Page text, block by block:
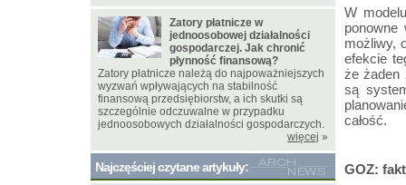
W
możliwy,
efekcie
że żaden
są
całość.
GOZ:
Zatory płatnicze w
jednoosobowej działalności
gospodarczej. Jak chronić
płynność finansową?
Zatory płatnicze należą do najpoważniejszych
wyzwań wpływających na stabilność
finansową przedsiębiorstw, a ich skutki są
szczególnie odczuwalne w przypadku
jednoosobowych działalności gospodarczych.
więcej »
Najczęściej czytane artykuły: